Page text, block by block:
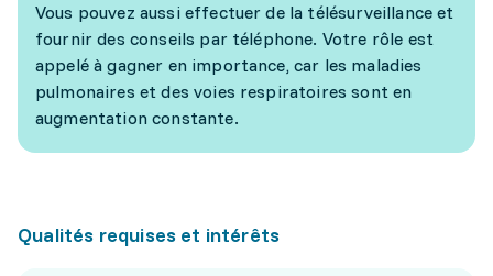
Vous pouvez aussi effectuer de la télésurveillance et
fournir des conseils par téléphone. Votre rôle est
appelé à gagner en importance, car les maladies
pulmonaires et des voies respiratoires sont en
augmentation constante.
Qualités requises et intérêts